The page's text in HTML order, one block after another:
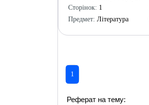
Сторінок: 1
Предмет: Література
1
Реферат на тему: